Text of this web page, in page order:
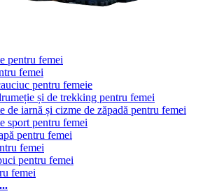
pentru femei
femei
pentru femeie
și de trekking pentru femei
de iarnă și cizme de zăpadă pentru femei
sport pentru femei
pentru femei
femei
pentru femei
femei